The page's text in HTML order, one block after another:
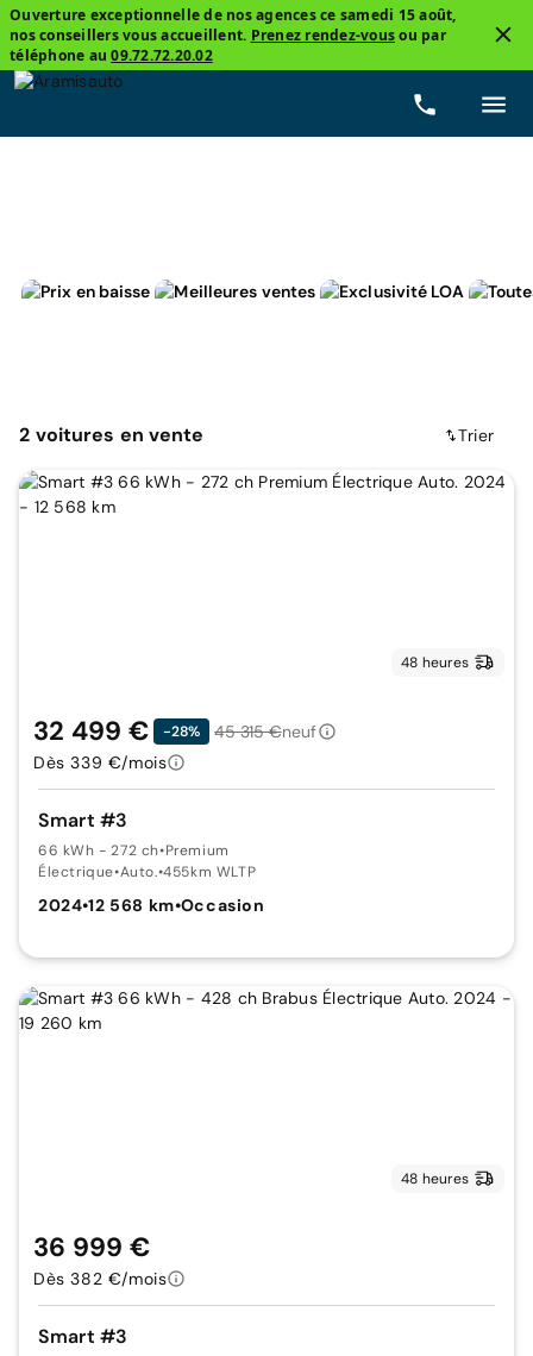
Ouverture exceptionnelle de nos agences ce samedi 15 août,
nos conseillers vous accueillent. Prenez rendez-vousou par
téléphone au09.72.72.20.02
Boîtes de vitesse
2 voitures en vente Trier
48 heures
Smart #3
66 kWh - 272 ch•Premium
Électrique•Auto.•455km WLTP
2024•12 568 km•Occasion
32 499 € -28% 45 315 €neuf
Dès 339 €/mois
48 heures
Smart #3
36 999 €
Dès 382 €/mois